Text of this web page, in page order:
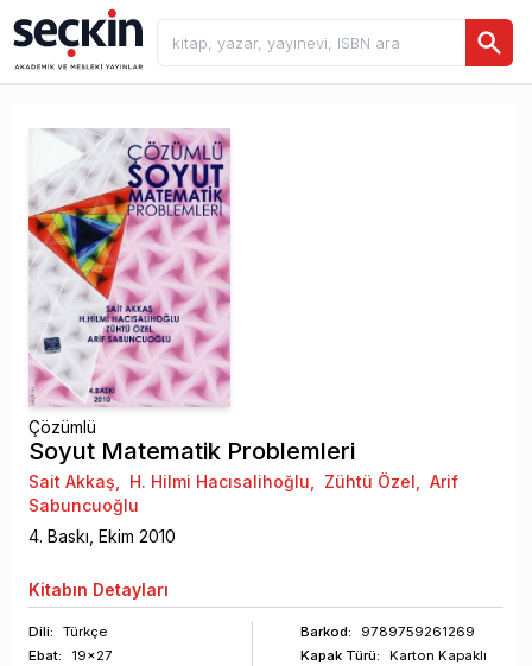
Çözümlü
Soyut Matematik Problemleri
Sait Akkaş H. Hilmi Hacısalihoğlu Zühtü Özel
Arif
Sabuncuoğlu
4. Baskı, Ekim 2010
Kitabın Detayları
Dili:
Türkçe
Ebat:
19x27
Barkod:
9789759261269
Kapak Türü:
Karton Kapaklı